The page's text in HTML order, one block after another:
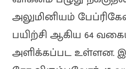
அலுமினியம்
பயிற்சி ஆகிய 64
அளிக்கப்பட உள்ளன.